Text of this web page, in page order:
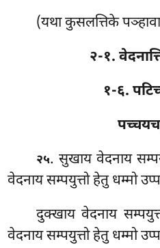
(यथा कुसलत्तिके
२-१.
१-६.
२५. सुखाय वेदनाय
वेदनाय सम्पयुत्तो हेतु धम्मो
दुक्खाय वेदनाय
वेदनाय सम्पयुत्तो हेतु धम्मो